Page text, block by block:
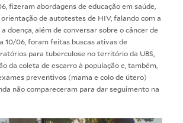
fizeram abordagens de educação em saúde,
de autotestes de HIV, falando com a
doença, além de conversar sobre o câncer de
10/06, foram feitas buscas ativas de
para tuberculose no território da UBS,
da coleta de escarro à população e, também,
preventivos (mama e colo de útero)
não compareceram para dar seguimento na